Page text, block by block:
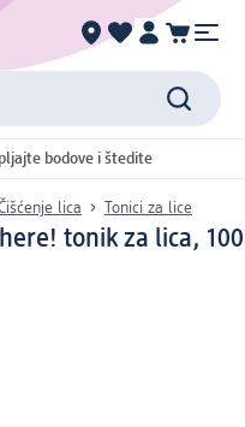
bodove i štedite
lica Tonici za lice
tonik za lica, 100